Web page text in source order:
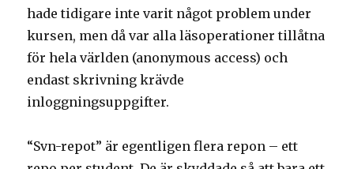
hade tidigare inte varit något problem under
kursen, men då var alla läsoperationer tillåtna
för hela världen (anonymous access) och
endast skrivning krävde
inloggningsuppgifter.
“Svn-repot” är egentligen flera repon – ett